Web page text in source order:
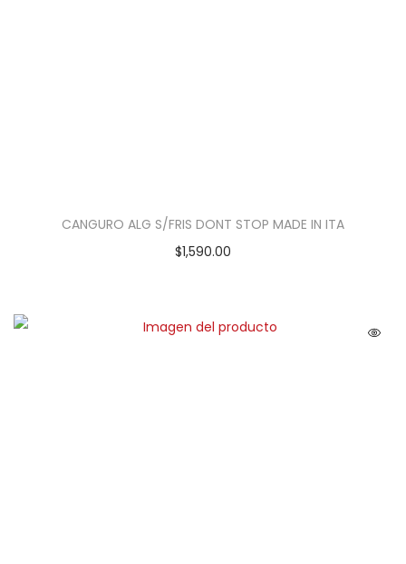
CANGURO ALG S/FRIS DONT STOP MADE IN ITA
$1,590.00